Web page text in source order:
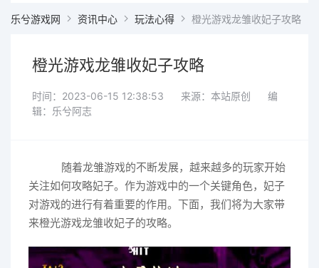
乐兮游戏网 资讯中心 玩法心得 橙光游戏龙雏收妃子攻略
橙光游戏龙雏收妃子攻略
时间：2023-06-15 12:38:53 来源：本站原创
编
辑：乐兮阿志
随着龙雏游戏的不断发展，越来越多的玩家开始
关注如何攻略妃子。作为游戏中的一个关键角色，妃子
对游戏的进行有着重要的作用。下面，我们将为大家带
来橙光游戏龙雏收妃子的攻略。